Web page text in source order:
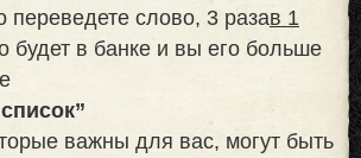
переведете слово, 3 разав 1
будет в банке и вы его больше
важны для вас, могут быть